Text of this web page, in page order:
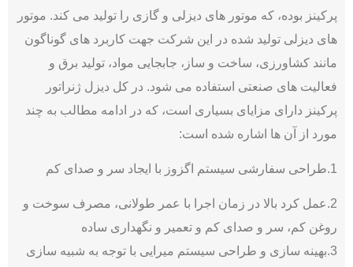
پرکینز بوده، که موتور های دیزلی و گازی را تولید می کند. موتور
های دیزلی تولید شده در این شرکت جهت کاربرد های گوناگون
مانند کشاورزی، ساخت و ساز، جابجایی مواد، تولید برق و
فعالیت های صنعتی استفاده می شود. در کل دیزل ژنراتور
پرکینز دارای مزایای بسیاری است، که در ادامه مطالب به چند
مورد از آن ها اشاره شده است:
1.طراحی سفارشی سیستم اگزوز با ایجاد سر و صدای کم
2.عمل کرد بالا در زمان اجرا با عمر طولانی، مصرف سوخت و
روغن کم، سر و صدای کم و تعمیر و نگهداری ساده
3.بهینه سازی و طراحی سیستم میرایی با توجه به شبیه‌ سازی